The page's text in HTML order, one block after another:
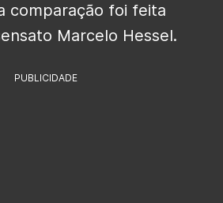
comparação foi feita
Marcelo Hessel.
PUBLICIDADE